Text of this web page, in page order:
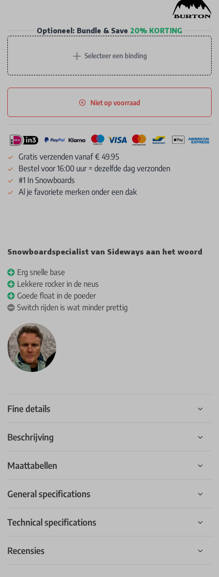
Optioneel: Bundle & Save 20% KORTING
+ Selecteer een binding
Niet op voorraad
Gratis verzenden vanaf € 49.95
Bestel voor 16:00 uur = dezelfde dag verzonden
#1 In Snowboards
Al je favoriete merken onder een dak
Snowboardspecialist van Sideways aan het woord
Erg snelle base
Lekkere rocker in de neus
Goede float in de poeder
Switch rijden is wat minder prettig
Fine details
Beschrijving
Maattabellen
General specifications
Technical specifications
Recensies